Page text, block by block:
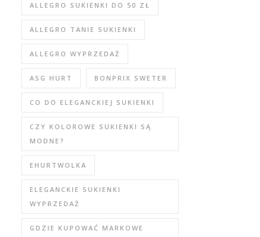
ALLEGRO SUKIENKI DO 50 ZŁ
ALLEGRO TANIE SUKIENKI
ALLEGRO WYPRZEDAŻ
ASG HURT BONPRIX SWETER
CO DO ELEGANCKIEJ SUKIENKI
CZY KOLOROWE SUKIENKI SĄ
MODNE?
EHURTWOLKA
ELEGANCKIE SUKIENKI
WYPRZEDAŻ
GDZIE KUPOWAĆ MARKOWE